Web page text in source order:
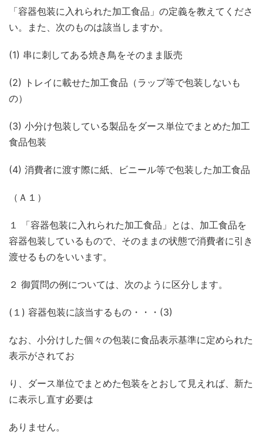
「容器包装に入れられた加工食品」の定義を教えてくださ
い。また、次のものは該当しますか。
(1) 串に刺してある焼き鳥をそのまま販売
(2) トレイに載せた加工食品（ラップ等で包装しないも
の）
(3) 小分け包装している製品をダース単位でまとめた加工
食品包装
(4) 消費者に渡す際に紙、ビニール等で包装した加工食品
（Ａ１）
１ 「容器包装に入れられた加工食品」とは、加工食品を
容器包装しているもので、そのままの状態で消費者に引き
渡せるものをいいます。
２ 御質問の例については、次のように区分します。
(１) 容器包装に該当するもの・・・(3)
なお、小分けした個々の包装に食品表示基準に定められた
表示がされてお
り、ダース単位でまとめた包装をとおして見えれば、新た
に表示し直す必要は
ありません。